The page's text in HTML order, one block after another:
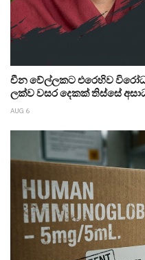
චීන වේල්ලකට එරෙහිව
ලක්ව වසර දෙකක් තිස්සේ
AUG 6